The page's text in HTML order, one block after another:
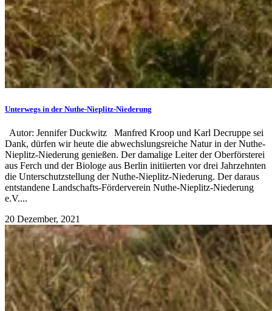
Unterwegs in der Nuthe-Nieplitz-Niederung
Autor: Jennifer Duckwitz Manfred Kroop und Karl Decruppe sei
Dank, dürfen wir heute die abwechslungsreiche Natur in der Nuthe-
Nieplitz-Niederung genießen. Der damalige Leiter der Oberförsterei
aus Ferch und der Biologe aus Berlin initiierten vor drei Jahrzehnten
die Unterschutzstellung der Nuthe-Nieplitz-Niederung. Der daraus
entstandene Landschafts-Förderverein Nuthe-Nieplitz-Niederung
e.V....
20 Dezember, 2021